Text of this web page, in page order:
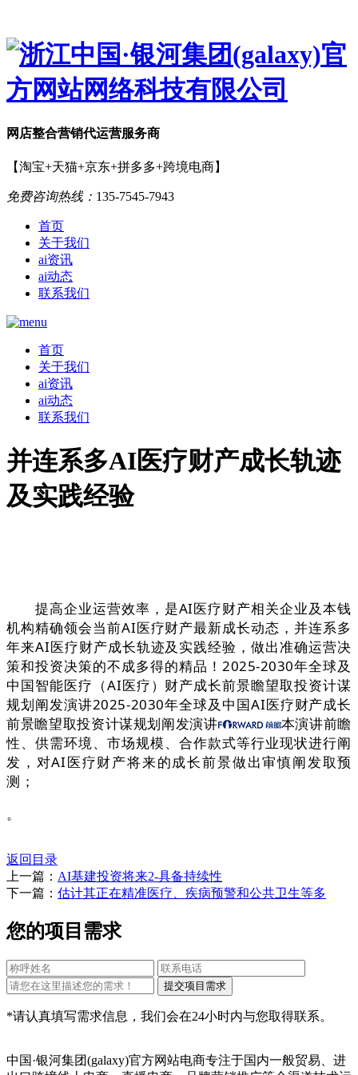
网店整合营销代运营服务商
【淘宝+天猫+京东+拼多多+跨境电商】
免费咨询热线： 135-7545-7943
首页
关于我们
ai资讯
ai动态
联系我们
首页
关于我们
ai资讯
ai动态
联系我们
并连系多AI医疗财产成长轨迹
及实践经验
提高企业运营效率，是AI医疗财产相关企业及本钱
机构精确领会当前AI医疗财产最新成长动态，并连系多
年来AI医疗财产成长轨迹及实践经验，做出准确运营决
策和投资决策的不成多得的精品！2025-2030年全球及
中国智能医疗（AI医疗）财产成长前景瞻望取投资计谋
规划阐发演讲2025-2030年全球及中国AI医疗财产成长
前景瞻望取投资计谋规划阐发演讲
本演讲前瞻
性、供需环境、市场规模、合作款式等行业现状进行阐
发，对AI医疗财产将来的成长前景做出审慎阐发取预
测；
。
返回目录
上一篇： AI基建投资将来2-具备持续性
下一篇： 估计其正在精准医疗、疾病预警和公共卫生等多
您的项目需求
*请认真填写需求信息，我们会在24小时内与您取得联系。
中国·银河集团(galaxy)官方网站电商专注于国内一般贸易、进